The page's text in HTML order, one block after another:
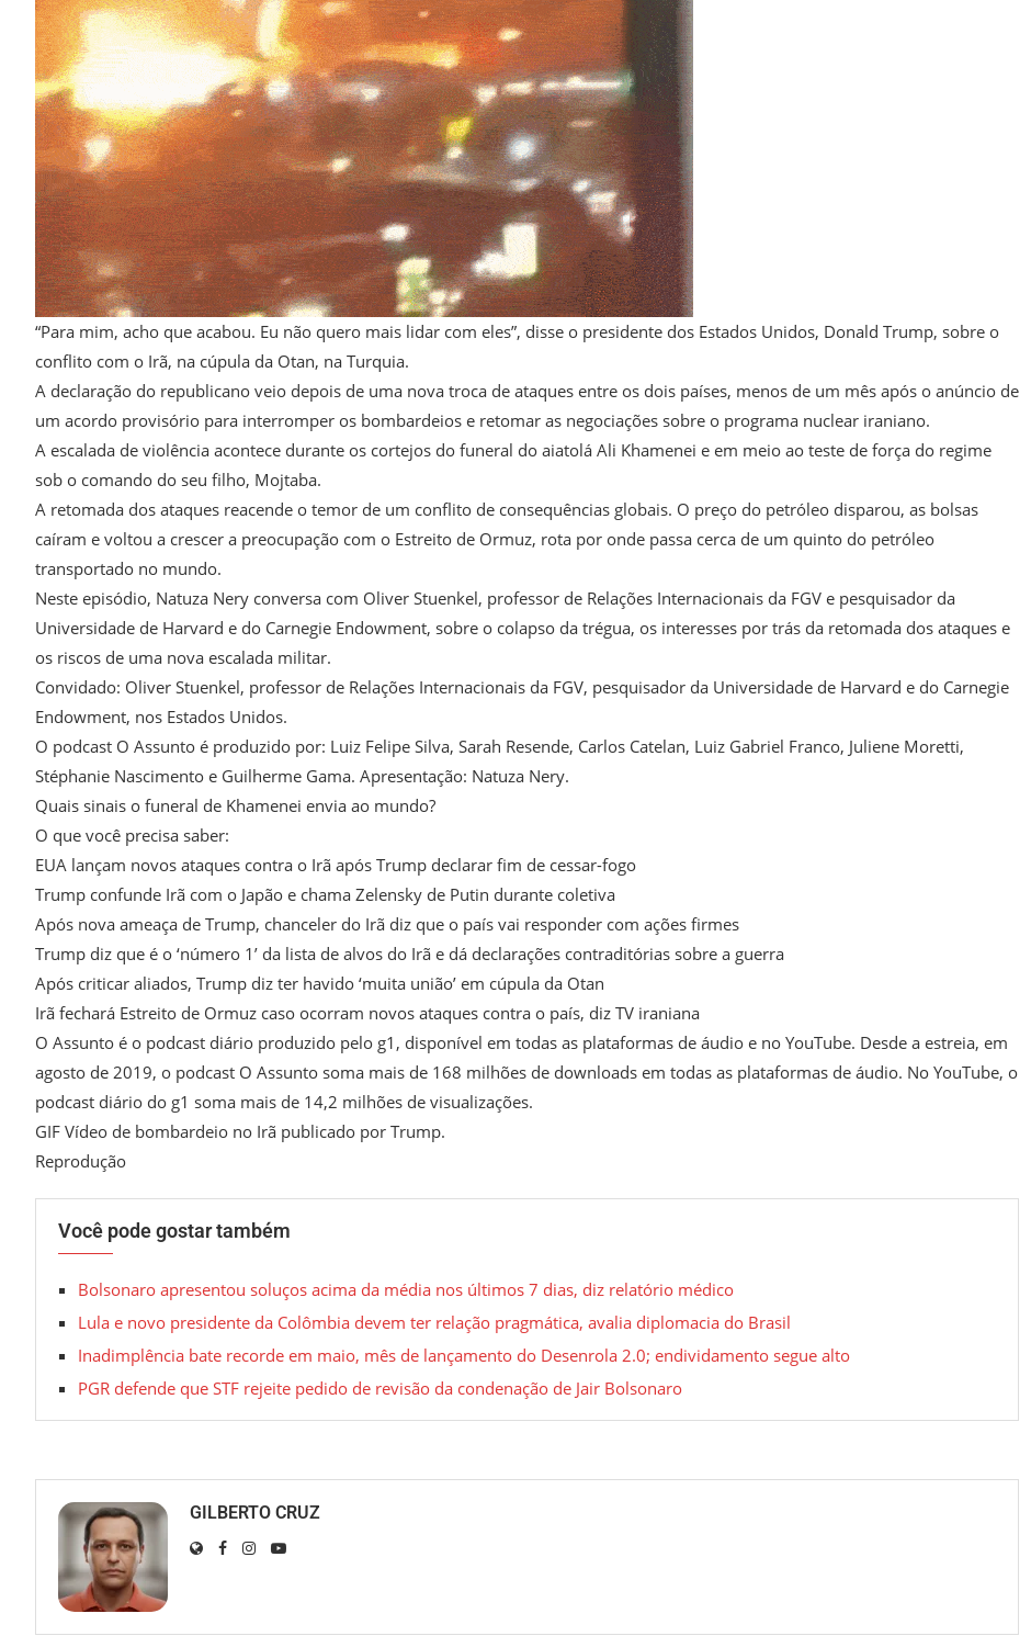
“Para mim, acho que acabou. Eu não quero mais lidar com eles”, disse o presidente dos Estados Unidos, Donald Trump, sobre o
conflito com o Irã, na cúpula da Otan, na Turquia.
A declaração do republicano veio depois de uma nova troca de ataques entre os dois países, menos de um mês após o anúncio de
um acordo provisório para interromper os bombardeios e retomar as negociações sobre o programa nuclear iraniano.
A escalada de violência acontece durante os cortejos do funeral do aiatolá Ali Khamenei e em meio ao teste de força do regime
sob o comando do seu filho, Mojtaba.
A retomada dos ataques reacende o temor de um conflito de consequências globais. O preço do petróleo disparou, as bolsas
caíram e voltou a crescer a preocupação com o Estreito de Ormuz, rota por onde passa cerca de um quinto do petróleo
transportado no mundo.
Neste episódio, Natuza Nery conversa com Oliver Stuenkel, professor de Relações Internacionais da FGV e pesquisador da
Universidade de Harvard e do Carnegie Endowment, sobre o colapso da trégua, os interesses por trás da retomada dos ataques e
os riscos de uma nova escalada militar.
Convidado: Oliver Stuenkel, professor de Relações Internacionais da FGV, pesquisador da Universidade de Harvard e do Carnegie
Endowment, nos Estados Unidos.
O podcast O Assunto é produzido por: Luiz Felipe Silva, Sarah Resende, Carlos Catelan, Luiz Gabriel Franco, Juliene Moretti,
Stéphanie Nascimento e Guilherme Gama. Apresentação: Natuza Nery.
Quais sinais o funeral de Khamenei envia ao mundo?
O que você precisa saber:
EUA lançam novos ataques contra o Irã após Trump declarar fim de cessar-fogo
Trump confunde Irã com o Japão e chama Zelensky de Putin durante coletiva
Após nova ameaça de Trump, chanceler do Irã diz que o país vai responder com ações firmes
Trump diz que é o ‘número 1’ da lista de alvos do Irã e dá declarações contraditórias sobre a guerra
Após criticar aliados, Trump diz ter havido ‘muita união’ em cúpula da Otan
Irã fechará Estreito de Ormuz caso ocorram novos ataques contra o país, diz TV iraniana
O Assunto é o podcast diário produzido pelo g1, disponível em todas as plataformas de áudio e no YouTube. Desde a estreia, em
agosto de 2019, o podcast O Assunto soma mais de 168 milhões de downloads em todas as plataformas de áudio. No YouTube, o
podcast diário do g1 soma mais de 14,2 milhões de visualizações.
GIF Vídeo de bombardeio no Irã publicado por Trump.
Reprodução
Você pode gostar também
Bolsonaro apresentou soluços acima da média nos últimos 7 dias, diz relatório médico
Lula e novo presidente da Colômbia devem ter relação pragmática, avalia diplomacia do Brasil
Inadimplência bate recorde em maio, mês de lançamento do Desenrola 2.0; endividamento segue alto
PGR defende que STF rejeite pedido de revisão da condenação de Jair Bolsonaro
GILBERTO CRUZ